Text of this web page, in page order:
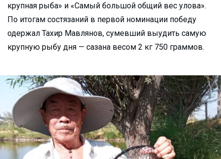
крупная рыба» и «Самый большой общий вес улова».
По итогам состязаний в первой номинации победу
одержал Тахир Мавлянов, сумевший выудить самую
крупную рыбу дня — сазана весом 2 кг 750 граммов.